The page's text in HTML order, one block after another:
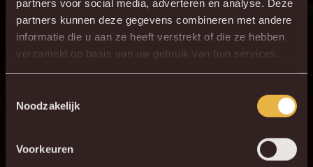
partners voor social media, adverteren en analyse. Deze
partners kunnen deze gegevens combineren met andere
informatie die u aan ze heeft verstrekt of die ze hebben
verzameld op basis van uw gebruik van hun services.
Noodzakelijk
Voorkeuren
INTERVIEW MET ONZE
NIEUWSTE AANWINST